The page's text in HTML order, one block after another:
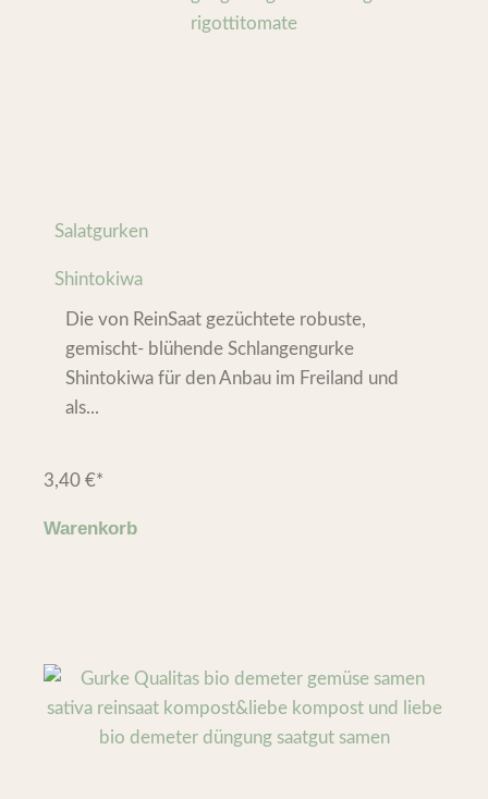
Salatgurken
Shintokiwa
Die von ReinSaat gezüchtete robuste,
gemischt- blühende Schlangengurke
Shintokiwa für den Anbau im Freiland und
als...
3,40 €*
Warenkorb